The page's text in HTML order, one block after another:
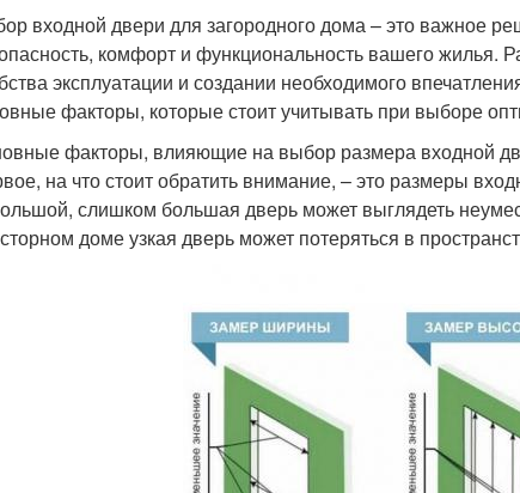
входной двери для загородного дома – это важное
комфорт и функциональность вашего жилья.
эксплуатации и создании необходимого
факторы, которые стоит учитывать при выборе
факторы, влияющие на выбор размера входной
на что стоит обратить внимание, – это размеры
слишком большая дверь может выглядеть
доме узкая дверь может потеряться в